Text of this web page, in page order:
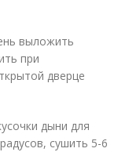
выложить
при
дверце
дыни для
сушить 5-6